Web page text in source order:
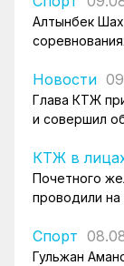
Алтынбек
Новости
Глава КТЖ
и совершил
КТЖ в
Почетного
проводили
Спорт
Гульжан